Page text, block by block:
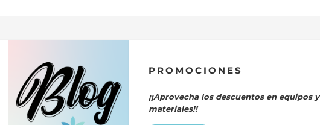
PROMOCIONES
¡¡Aprovecha los descuentos en equipos y
materiales!!